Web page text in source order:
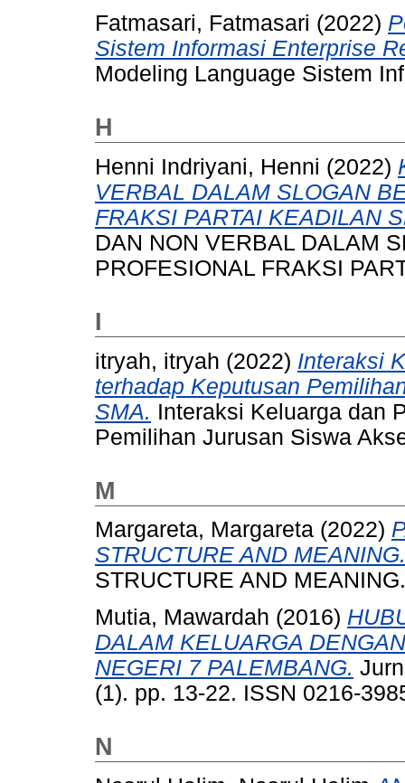
Fatmasari, Fatmasari (2022)
Sistem Informasi Enterprise
Modeling Language Sistem
H
Henni Indriyani, Henni (2022)
VERBAL DALAM SLOGAN
FRAKSI PARTAI KEADILAN
DAN NON VERBAL DALAM
PROFESIONAL FRAKSI
I
itryah, itryah (2022) Interaksi
terhadap Keputusan
SMA. Interaksi Keluarga dan
Pemilihan Jurusan Siswa
M
Margareta, Margareta (2022)
STRUCTURE AND MEANING.
STRUCTURE AND MEANING.
Mutia, Mawardah (2016)
DALAM KELUARGA
NEGERI 7 PALEMBANG.
(1). pp. 13-22. ISSN 0216-
N